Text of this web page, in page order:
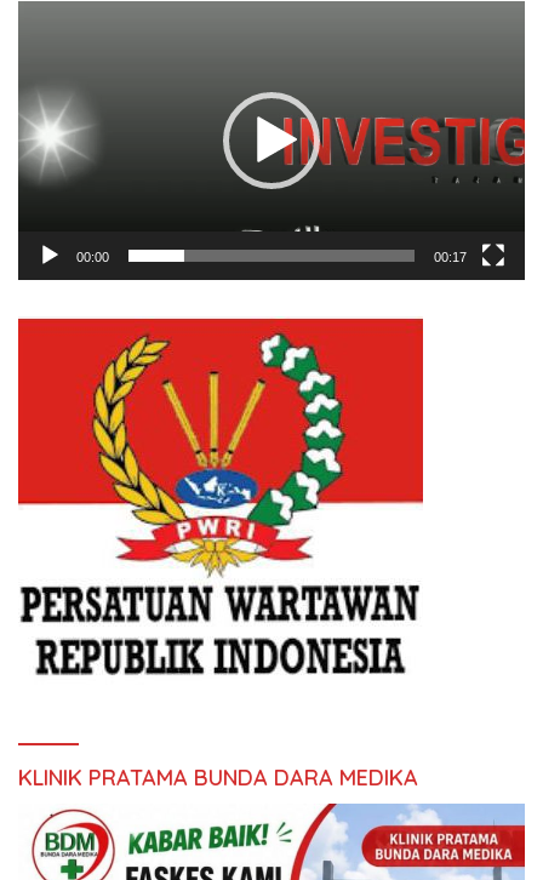
00:00 00:17
KLINIK PRATAMA BUNDA DARA MEDIKA